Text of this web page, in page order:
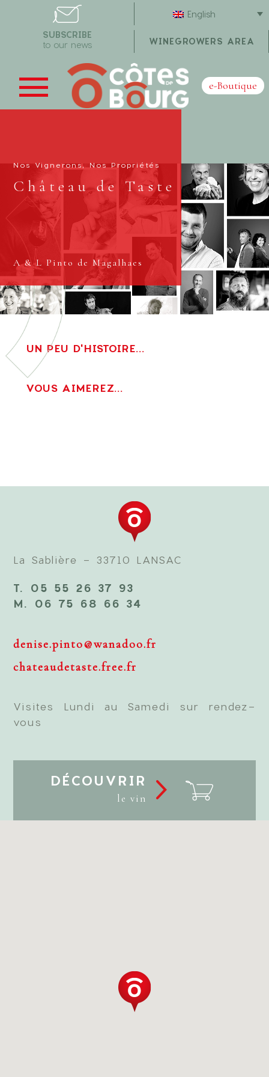
English
WINEGROWERS AREA
SUBSCRIBE
to our news
e-Boutique
Nos Vignerons, Nos Propriétés
Château de Taste
A & L Pinto de Magalhaes
UN PEU D'HISTOIRE...
VOUS AIMEREZ...
La Sablière - 33710 LANSAC
T. 05 55 26 37 93
M. 06 75 68 66 34
denise.pinto@wanadoo.fr
chateaudetaste.free.fr
Visites Lundi au Samedi sur rendez-
vous
DÉCOUVRIR
le vin